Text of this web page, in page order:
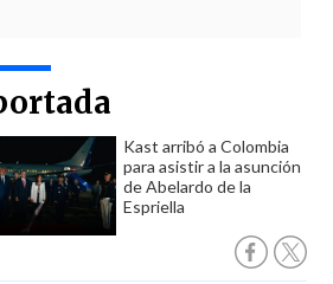
Kast arribó a Colombia
para asistir a la asunción
de Abelardo de la
Espriella